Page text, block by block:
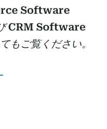
Software
CRM Software
もご覧ください。